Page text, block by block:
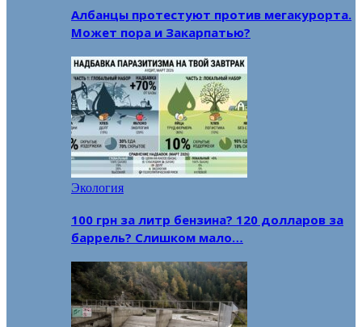
Албанцы протестуют против мегакурорта.
Может пора и Закарпатью?
Экология
100 грн за литр бензина? 120 долларов за
баррель? Слишком мало…